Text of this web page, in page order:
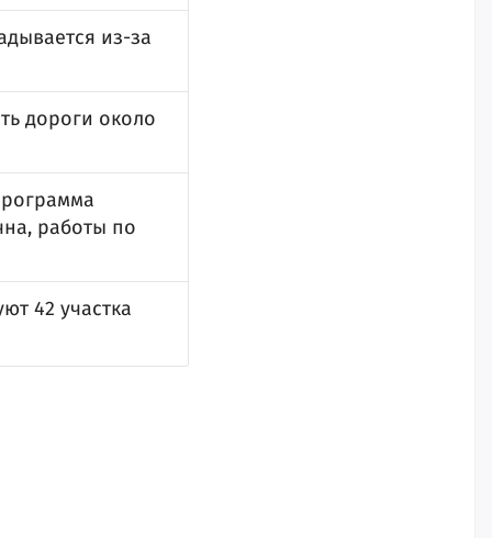
из-за
дороги около
работы по
42 участка